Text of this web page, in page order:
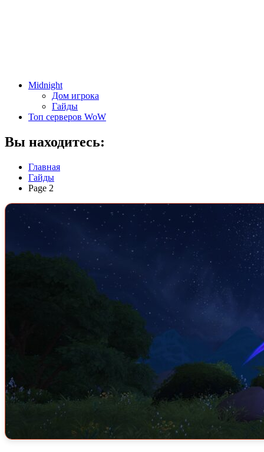
Midnight
Дом игрока
Гайды
Топ серверов WoW
Вы находитесь:
Главная
Гайды
Page 2